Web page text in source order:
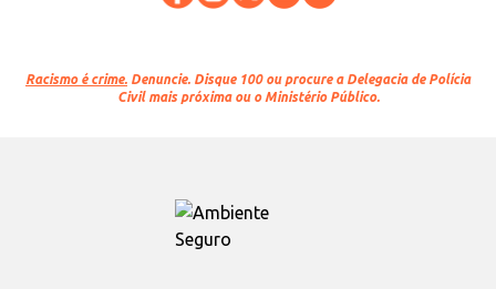
Racismo é crime. Denuncie. Disque 100 ou procure a Delegacia de Polícia
Civil mais próxima ou o Ministério Público.